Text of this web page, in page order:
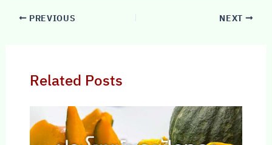
PREVIOUS NEXT
Related Posts